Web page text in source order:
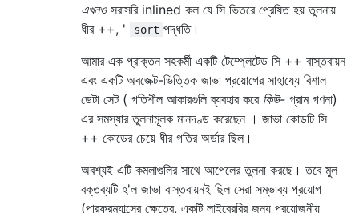
এখনওসরাসরি inlined কল যে সি ভিতরে প্রেষিত হয় তুলনায়
ধীর ++, '
sort পদ্ধতি।
আমার এক প্রাক্তন সহকর্মী একটি টেম্প্লেটেড সি ++ বাস্তবায়ন
এবং একটি অবজেক্ট-ভিত্তিক জাভা প্রয়োগের সাহায্যে বিশাল
ডেটা সেট ( গতিশীল আকারগুলি ব্যবহার করে কিউ- গ্রাম গণনা)
এর সমস্যার তুলনামূলক মানদণ্ড করেছেন । জাভা কোডটি সি
++ কোডের চেয়ে ধীর গতির অর্ডার ছিল।
অবশ্যই এটি কমলাগুলির সাথে আপেলের তুলনা করছে। তবে মুল
বক্তব্যটি হ'ল জাভা বাস্তবায়নই ছিল সেরা সম্ভাব্য প্রয়োগ
(পারফরম্যান্সের ক্ষেত্রে, একটি লাইব্রেরির জন্য প্রয়োজনীয়